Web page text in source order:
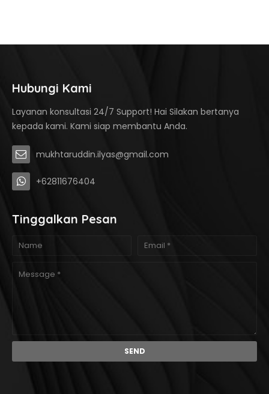
Hubungi Kami
Layanan konsultasi 24/7 Support! Hai Silakan bertanya
kepada kami. Kami siap membantu Anda.
mukhtaruddin.ilyas@gmail.com
+62811676404
Tinggalkan Pesan